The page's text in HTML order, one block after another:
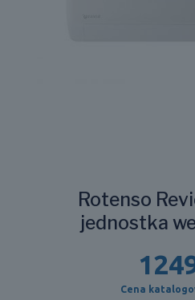
Rotenso
jednostka
Cena